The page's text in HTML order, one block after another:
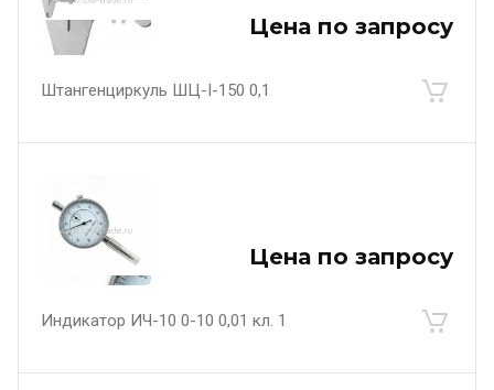
Цена по запросу
Штангенциркуль ШЦ-I-150 0,1
Цена по запросу
Индикатор ИЧ-10 0-10 0,01 кл. 1